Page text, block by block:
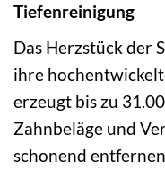
Tiefenreinigung
Das Herzstück der
ihre
erzeugt bis zu
Zahnbeläge und
schonend